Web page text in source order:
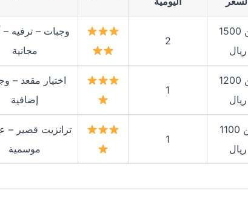
من 1500
ريال
2
وجبات – ترفيه –
مجانية
من 1200
ريال
1
اختيار مقعد –
إضافية
من 1100
ريال
1
ترانزيت قصير
موسمية